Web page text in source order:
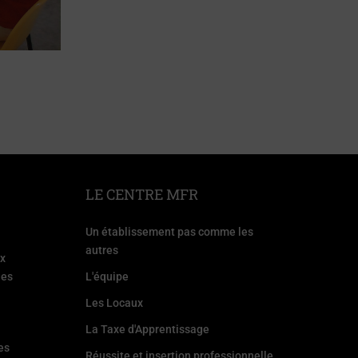
LE CENTRE MFR
Un établissement pas comme les
autres
L'équipe
Les Locaux
La Taxe d'Apprentissage
Réussite et insertion professionnelle